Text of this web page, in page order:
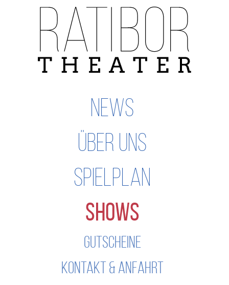
NEWS
ÜBER UNS
SPIELPLAN
SHOWS
GUTSCHEINE
KONTAKT & ANFAHRT